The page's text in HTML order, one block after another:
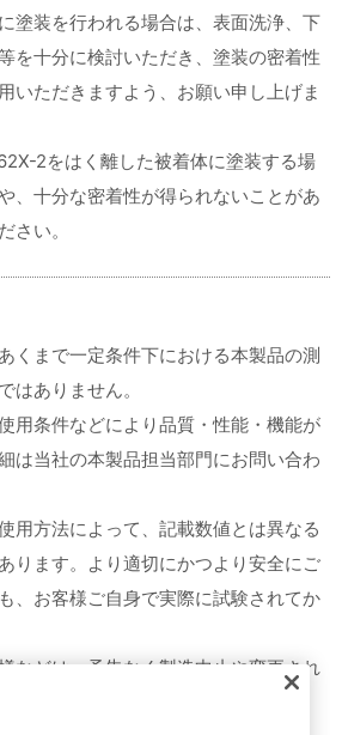
塗装を行われる場合は、表面洗浄、下
を十分に検討いただき、塗装の密着性
いただきますよう、お願い申し上げま
2をはく離した被着体に塗装する場
、十分な密着性が得られないことがあ
さい。
くまで一定条件下における本製品の測
はありません。
用条件などにより品質・性能・機能が
は当社の本製品担当部門にお問い合わ
用方法によって、記載数値とは異なる
ります。より適切にかつより安全にご
、お客様ご自身で実際に試験されてか
などは、予告なく製造中止や変更され